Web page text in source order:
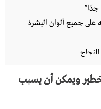
جدًا”
على جميع ألوان البشرة
خطير ويمكن أن يسبب